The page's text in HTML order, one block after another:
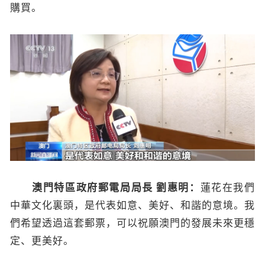
購買。
澳門特區政府郵電局局長 劉惠明： 蓮花在我們
中華文化裏頭，是代表如意、美好、和諧的意境。我
們希望透過這套郵票，可以祝願澳門的發展未來更穩
定、更美好。